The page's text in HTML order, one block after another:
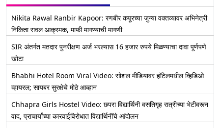
Nikita Rawal Ranbir Kapoor: रणबीर कपूरच्या जुन्या वक्तव्यावर अभिनेत्री
निकिता रावल आक्रमक, माफी मागण्याची मागणी
SIR अंतर्गत मतदार पुनरीक्षण अर्ज भरल्यास 16 हजार रुपये मिळण्याचा दावा पूर्णपणे
खोटा
Bhabhi Hotel Room Viral Video: सोशल मीडियावर हॉटेलमधील व्हिडिओ
व्हायरल; सायबर सुरक्षेचे मोठे आव्हान
Chhapra Girls Hostel Video: छपरा विद्यार्थिनी वसतिगृह रात्रीच्या भेटीवरून
वाद, प्राचार्यांच्या कारवाईविरोधात विद्यार्थिनींचे आंदोलन